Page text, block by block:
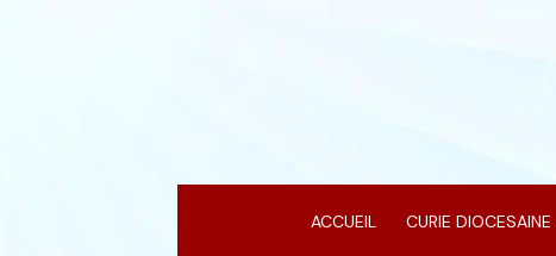
ACCUEIL CURIE DIOCESAINE